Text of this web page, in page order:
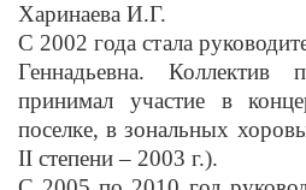
Харинаева И.Г.
С 2002 года стала
Геннадьевна. Коллектив
принимал участие в
поселке, в зональных
II степени – 2003 г.).